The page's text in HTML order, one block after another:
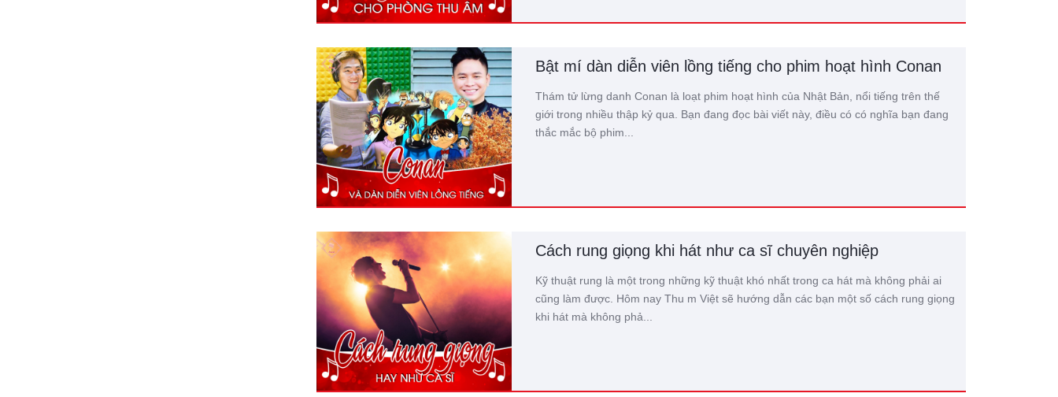
Bật mí dàn diễn viên lồng tiếng cho phim hoạt hình Conan
Thám tử lừng danh Conan là loạt phim hoạt hình của Nhật Bản, nổi tiếng trên thế
giới trong nhiều thập kỷ qua. Bạn đang đọc bài viết này, điều có có nghĩa bạn đang
thắc mắc bộ phim...
Cách rung giọng khi hát như ca sĩ chuyên nghiệp
Kỹ thuật rung là một trong những kỹ thuật khó nhất trong ca hát mà không phải ai
cũng làm được. Hôm nay Thu m Việt sẽ hướng dẫn các bạn một số cách rung giọng
khi hát mà không phả...